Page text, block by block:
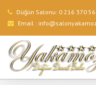
Düğün Salonu: 0 216 370
Email :
ANA